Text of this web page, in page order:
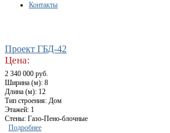
Контакты
Проект ГБД-42
Цена:
2 340 000 руб.
Ширина (м): 8
Длина (м): 12
Тип строения: Дом
Этажей: 1
Стены: Газо-Пено-блочные
Подробнее